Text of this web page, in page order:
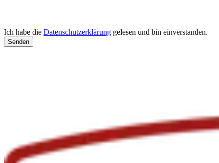
Ich habe die Datenschutzerklärung gelesen und bin einverstanden.
Senden